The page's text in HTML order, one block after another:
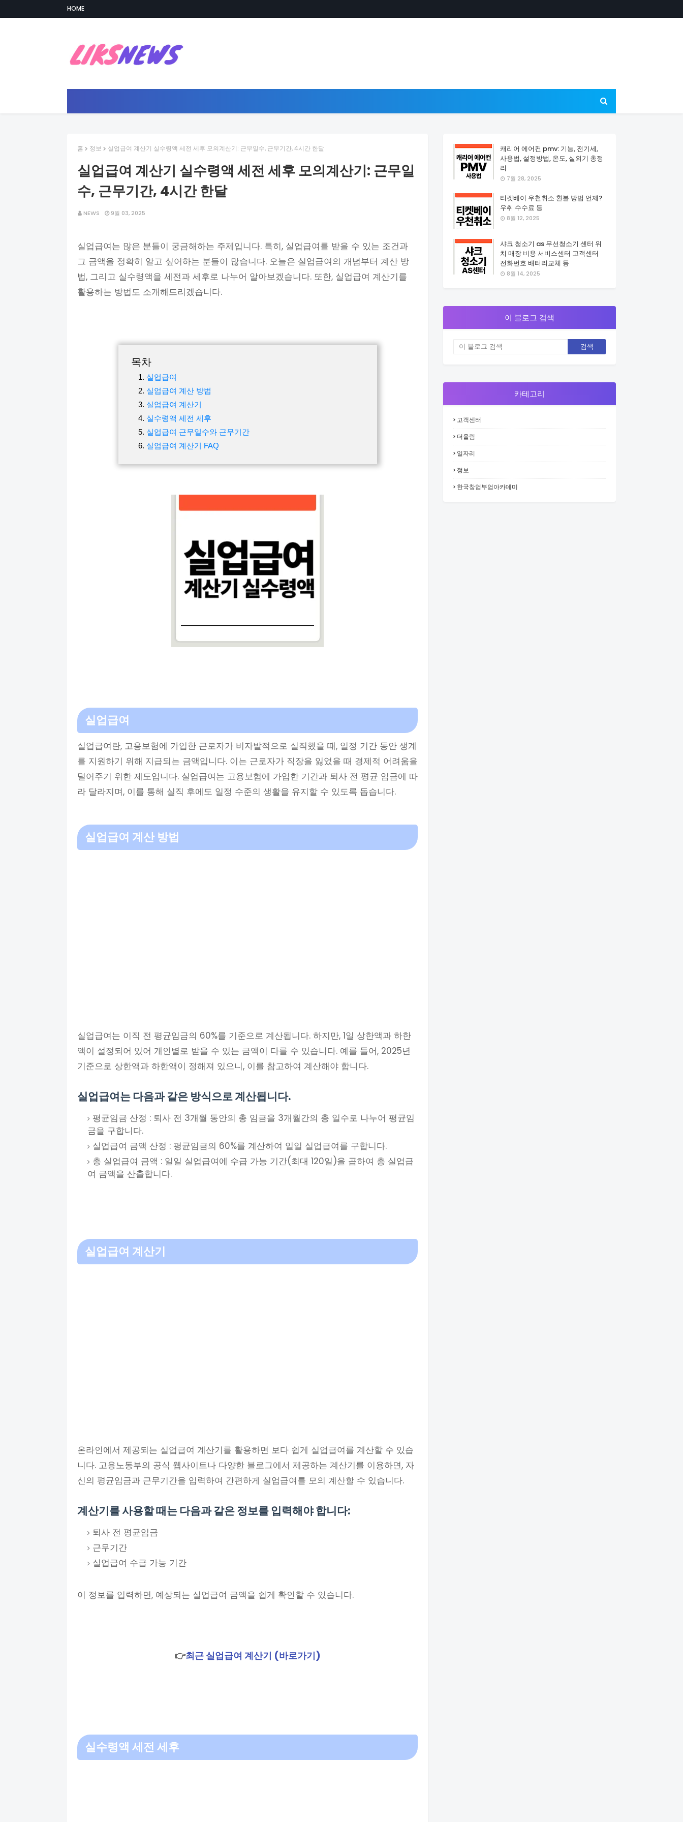
HOME
홈 정보 실업급여 계산기 실수령액 세전 세후 모의계산기: 근무일수, 근무기간, 4시간 한달
실업급여 계산기 실수령액 세전 세후 모의계산기: 근무일
수, 근무기간, 4시간 한달
NEWS 9월 03, 2025
실업급여는 많은 분들이 궁금해하는 주제입니다. 특히, 실업급여를 받을 수 있는 조건과
그 금액을 정확히 알고 싶어하는 분들이 많습니다. 오늘은 실업급여의 개념부터 계산 방
법, 그리고 실수령액을 세전과 세후로 나누어 알아보겠습니다. 또한, 실업급여 계산기를
활용하는 방법도 소개해드리겠습니다.
목차
실업급여
실업급여 계산 방법
실업급여 계산기
실수령액 세전 세후
실업급여 근무일수와 근무기간
실업급여 계산기 FAQ
실업급여
실업급여란, 고용보험에 가입한 근로자가 비자발적으로 실직했을 때, 일정 기간 동안 생계
를 지원하기 위해 지급되는 금액입니다. 이는 근로자가 직장을 잃었을 때 경제적 어려움을
덜어주기 위한 제도입니다. 실업급여는 고용보험에 가입한 기간과 퇴사 전 평균 임금에 따
라 달라지며, 이를 통해 실직 후에도 일정 수준의 생활을 유지할 수 있도록 돕습니다.
실업급여 계산 방법
실업급여는 이직 전 평균임금의 60%를 기준으로 계산됩니다. 하지만, 1일 상한액과 하한
액이 설정되어 있어 개인별로 받을 수 있는 금액이 다를 수 있습니다. 예를 들어, 2025년
기준으로 상한액과 하한액이 정해져 있으니, 이를 참고하여 계산해야 합니다.
실업급여는 다음과 같은 방식으로 계산됩니다.
평균임금 산정 : 퇴사 전 3개월 동안의 총 임금을 3개월간의 총 일수로 나누어 평균임
금을 구합니다.
실업급여 금액 산정 : 평균임금의 60%를 계산하여 일일 실업급여를 구합니다.
총 실업급여 금액 : 일일 실업급여에 수급 가능 기간(최대 120일)을 곱하여 총 실업급
여 금액을 산출합니다.
실업급여 계산기
온라인에서 제공되는 실업급여 계산기를 활용하면 보다 쉽게 실업급여를 계산할 수 있습
니다. 고용노동부의 공식 웹사이트나 다양한 블로그에서 제공하는 계산기를 이용하면, 자
신의 평균임금과 근무기간을 입력하여 간편하게 실업급여를 모의 계산할 수 있습니다.
계산기를 사용할 때는 다음과 같은 정보를 입력해야 합니다:
퇴사 전 평균임금
근무기간
실업급여 수급 가능 기간
이 정보를 입력하면, 예상되는 실업급여 금액을 쉽게 확인할 수 있습니다.
👉최근 실업급여 계산기 (바로가기)
실수령액 세전 세후
캐리어 에어컨 pmv: 기능, 전기세,
사용법, 설정방법, 온도, 실외기 총정
리
7월 28, 2025
티켓베이 우천취소 환불 방법 언제?
우취 수수료 등
8월 12, 2025
샤크 청소기 as 무선청소기 센터 위
치 매장 비용 서비스센터 고객센터
전화번호 배터리교체 등
8월 14, 2025
이 블로그 검색
카테고리
고객센터
더올림
일자리
정보
한국창업부업아카데미